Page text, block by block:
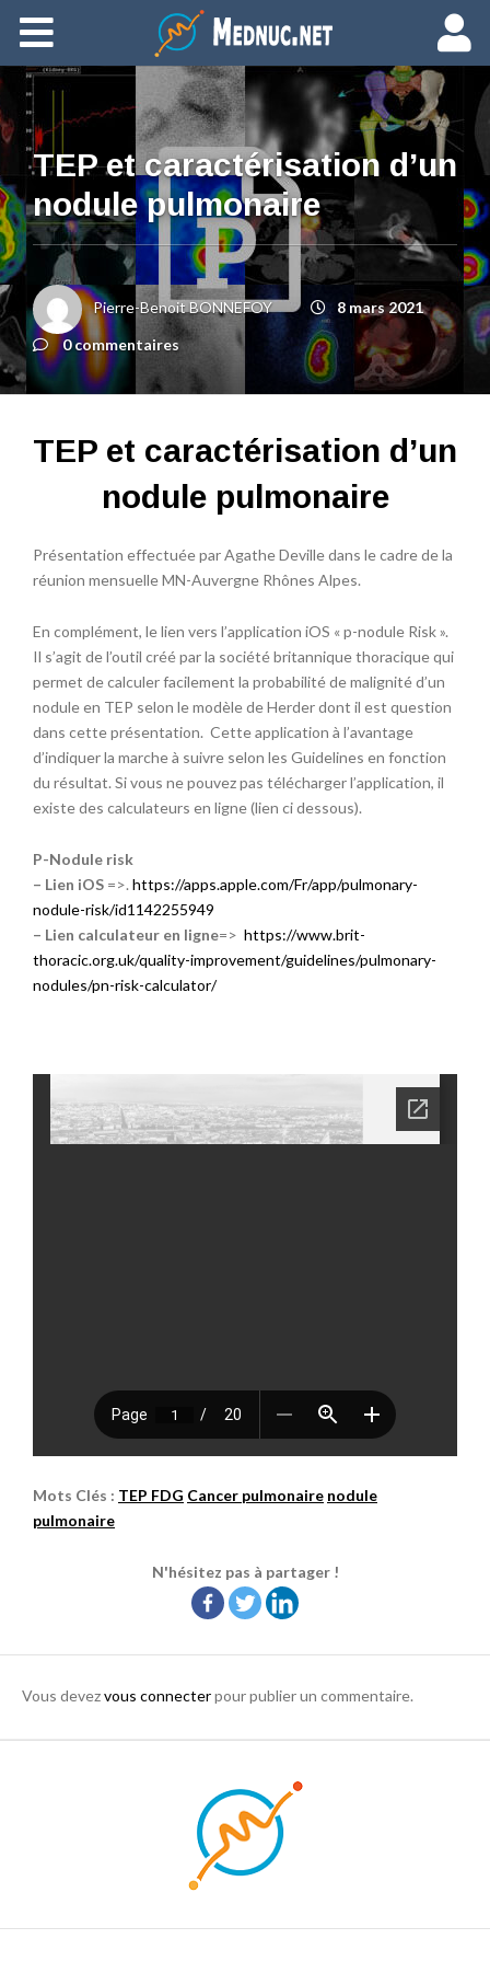
Ajouter du contenu
TEP et caractérisation d’un
nodule pulmonaire
Pierre-Benoit BONNEFOY
8 mars 2021
0 commentaires
TEP et caractérisation d’un
nodule pulmonaire
Présentation effectuée par Agathe Deville dans le cadre de la
réunion mensuelle MN-Auvergne Rhônes Alpes.
En complément, le lien vers l’application iOS « p-nodule Risk ».
Il s’agit de l’outil créé par la société britannique thoracique qui
permet de calculer facilement la probabilité de malignité d’un
nodule en TEP selon le modèle de Herder dont il est question
dans cette présentation. Cette application à l’avantage
d’indiquer la marche à suivre selon les Guidelines en fonction
du résultat. Si vous ne pouvez pas télécharger l’application, il
existe des calculateurs en ligne (lien ci dessous).
P-Nodule risk
– Lien iOS =>. https://apps.apple.com/Fr/app/pulmonary-
nodule-risk/id1142255949
– Lien calculateur en ligne=> https://www.brit-
thoracic.org.uk/quality-improvement/guidelines/pulmonary-
nodules/pn-risk-calculator/
Mots Clés : TEP FDG Cancer pulmonaire nodule
pulmonaire
N'hésitez pas à partager !
Vous devezvous connecterpour publier un commentaire.